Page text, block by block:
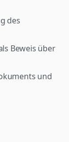
des
Beweis über
und